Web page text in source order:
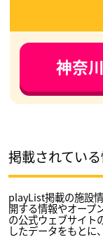
神奈
掲載されてい
playList掲載の施設
開する情報やオープ
の公式ウェブサイト
したデータをもとに